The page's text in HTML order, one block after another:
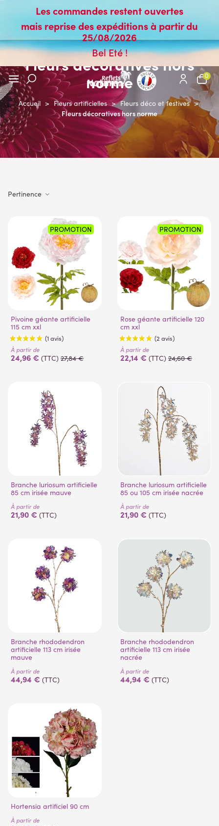
Les commandes restent ouvertes
mais reprise des expéditions à partir du
25/08/2026
Bel Eté !
0
Fleurs décoratives hors
norme
Accueil > Fleurs artificielles > Fleurs déco et festives >
Fleurs décoratives hors norme
Pertinence
PROMOTION
Pivoine géante artificielle
115 cm xxl
À partir de
24,96 € (TTC) 27,84 €
PROMOTION
Rose géante artificielle 120
cm xxl
À partir de
22,14 € (TTC) 24,60 €
Branche luriosum artificielle
85 cm irisée mauve
À partir de
21,90 € (TTC)
Branche luriosum artificielle
85 ou 105 cm irisée nacrée
À partir de
21,90 € (TTC)
Branche rhododendron
artificielle 113 cm irisée
mauve
À partir de
44,94 € (TTC)
Branche rhododendron
artificielle 113 cm irisée
nacrée
À partir de
44,94 € (TTC)
Hortensia artificiel 90 cm
À partir de